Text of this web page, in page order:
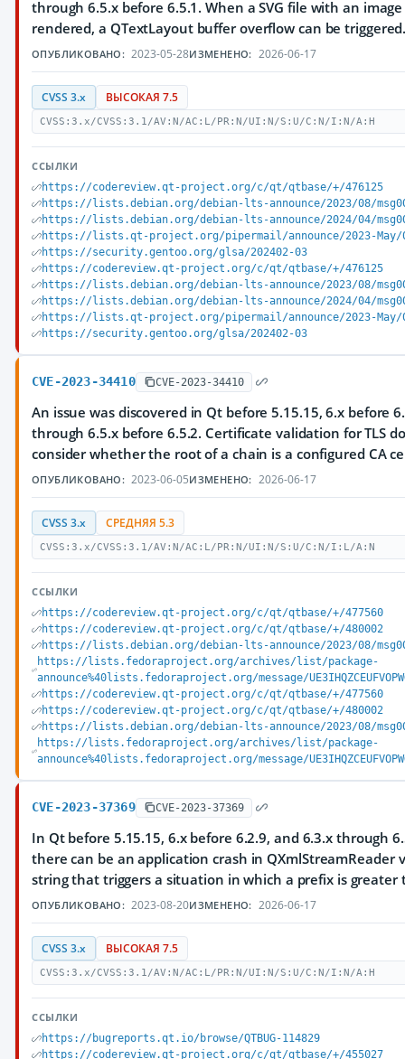
through 6.5.x before 6.5.1. When a SVG file with an
rendered, a QTextLayout buffer overflow can be
ОПУБЛИКОВАНО: 2023-05-28ИЗМЕНЕНО: 2026-06-17
CVSS 3.x ВЫСОКАЯ 7.5
CVSS:3.x/CVSS:3.1/AV:N/AC:L/PR:N/UI:N/S:U/C:N/I:N/A:H
ССЫЛКИ
https://codereview.qt-project.org/c/qt/qtbase/+/476125
https://lists.debian.org/debian-lts-announce/2023/08/
https://lists.debian.org/debian-lts-announce/2024/04/
https://lists.qt-project.org/pipermail/announce/2023-May/
https://security.gentoo.org/glsa/202402-03
https://codereview.qt-project.org/c/qt/qtbase/+/476125
https://lists.debian.org/debian-lts-announce/2023/08/
https://lists.debian.org/debian-lts-announce/2024/04/
https://lists.qt-project.org/pipermail/announce/2023-May/
https://security.gentoo.org/glsa/202402-03
CVE-2023-34410 CVE-2023-34410
An issue was discovered in Qt before 5.15.15, 6.x before
through 6.5.x before 6.5.2. Certificate validation for TLS
consider whether the root of a chain is a configured CA
ОПУБЛИКОВАНО: 2023-06-05ИЗМЕНЕНО: 2026-06-17
CVSS 3.x СРЕДНЯЯ 5.3
CVSS:3.x/CVSS:3.1/AV:N/AC:L/PR:N/UI:N/S:U/C:N/I:L/A:N
ССЫЛКИ
https://codereview.qt-project.org/c/qt/qtbase/+/477560
https://codereview.qt-project.org/c/qt/qtbase/+/480002
https://lists.debian.org/debian-lts-announce/2023/08/
https://lists.fedoraproject.org/archives/list/package-
announce%40lists.fedoraproject.org/message/
https://codereview.qt-project.org/c/qt/qtbase/+/477560
https://codereview.qt-project.org/c/qt/qtbase/+/480002
https://lists.debian.org/debian-lts-announce/2023/08/
https://lists.fedoraproject.org/archives/list/package-
announce%40lists.fedoraproject.org/message/
CVE-2023-37369 CVE-2023-37369
In Qt before 5.15.15, 6.x before 6.2.9, and 6.3.x through
there can be an application crash in QXmlStreamReader
string that triggers a situation in which a prefix is greater
ОПУБЛИКОВАНО: 2023-08-20ИЗМЕНЕНО: 2026-06-17
CVSS 3.x ВЫСОКАЯ 7.5
CVSS:3.x/CVSS:3.1/AV:N/AC:L/PR:N/UI:N/S:U/C:N/I:N/A:H
ССЫЛКИ
https://bugreports.qt.io/browse/QTBUG-114829
https://codereview.qt-project.org/c/qt/qtbase/+/455027